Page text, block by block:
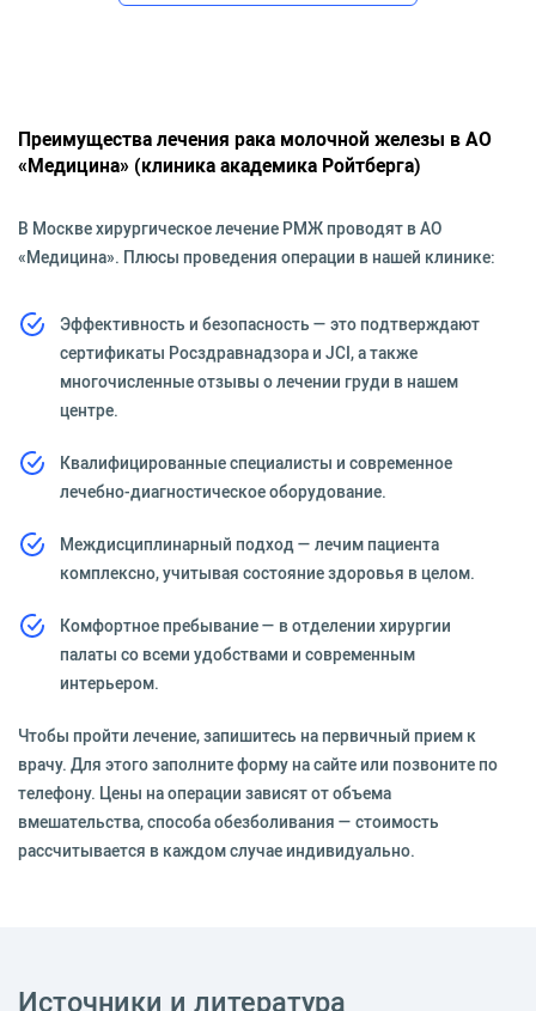
Преимущества лечения рака молочной железы в АО
«Медицина» (клиника академика Ройтберга)
В Москве хирургическое лечение РМЖ проводят в АО
«Медицина». Плюсы проведения операции в нашей клинике:
Эффективность и безопасность — это подтверждают
сертификаты Росздравнадзора и JCI, а также
многочисленные отзывы о лечении груди в нашем
центре.
Квалифицированные специалисты и современное
лечебно-диагностическое оборудование.
Междисциплинарный подход — лечим пациента
комплексно, учитывая состояние здоровья в целом.
Комфортное пребывание — в отделении хирургии
палаты со всеми удобствами и современным
интерьером.
Чтобы пройти лечение, запишитесь на первичный прием к
врачу. Для этого заполните форму на сайте или позвоните по
телефону. Цены на операции зависят от объема
вмешательства, способа обезболивания — стоимость
рассчитывается в каждом случае индивидуально.
Источники и литература